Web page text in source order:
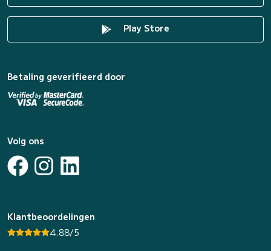
Play Store
Betaling geverifieerd door
Volg ons
Klantbeoordelingen
4.88/5